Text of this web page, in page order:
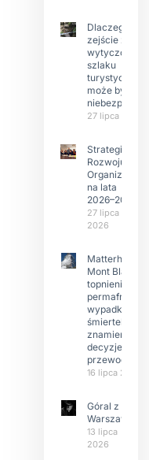
Dlaczego
zejście z
wytyczonego
szlaku
może być
27 lipca 2026
Strategia
Rozwoju
Organizacji
na lata
2026–2029
27 lipca
2026
Matterhorn i
Mont Blanc:
topnienie
permafrost,
wypadki
śmiertelne,
znamienne
decyzje
16 lipca 2026
Góral z
Warszawy.
13 lipca
2026